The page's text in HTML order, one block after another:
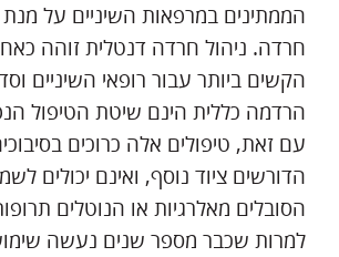
הממתינים במרפאות השיניים על
חרדה. ניהול חרדה דנטלית זוהה
הקשים ביותר עבור רופאי השיניים
הרדמה כללית הינם שיטת הטיפול
עם זאת, טיפולים אלה כרוכים
הדורשים ציוד נוסף, ואינם יכולים
הסובלים מאלרגיות או הנוטלים
למרות שכבר מספר שנים נעשה